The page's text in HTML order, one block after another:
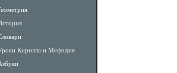
Кирилла и Мефодия